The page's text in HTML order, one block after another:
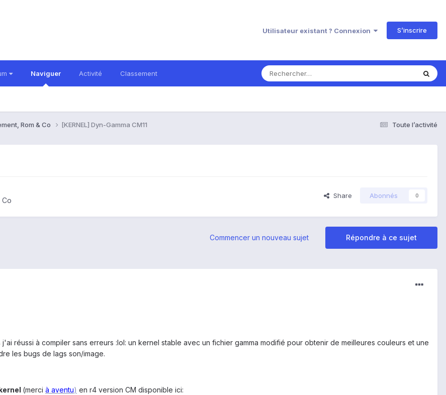
Utilisateur existant ? Connexion S’inscrire
Naviguer Activité Classement
Toute l’activité
Rom & Co [KERNEL] Dyn-Gamma CM11
Co
Share Abonnés 0
Répondre à ce sujet
Commencer un nouveau sujet
réussi à compiler sans erreurs :lol: un kernel stable avec un fichier gamma modifié pour obtenir de meilleures couleurs et une
les bugs de lags son/image.
(merci à aventu) en r4 version CM disponible ici: